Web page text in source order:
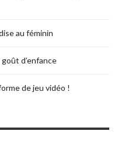
au féminin
d’enfance
de jeu vidéo !